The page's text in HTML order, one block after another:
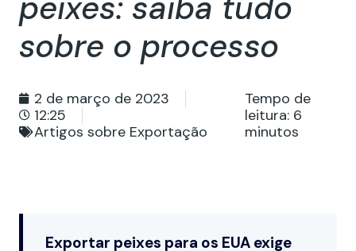
sobre o processo
2 de março de 2023
12:25
Artigos sobre Exportação
Tempo de
leitura: 6
minutos
Exportar peixes para os EUA exige